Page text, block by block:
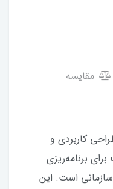
مقایسه
کاربردی و
برنامه‌ریزی
است. این